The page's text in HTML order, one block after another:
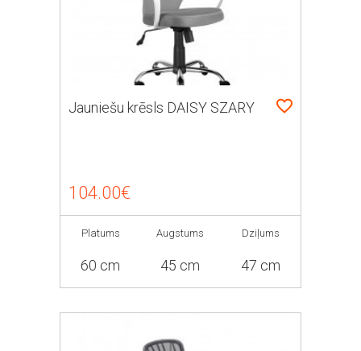
Jauniešu krēsls DAISY SZARY
104.00€
Platums
60 cm
Augstums
45 cm
Dziļums
47 cm